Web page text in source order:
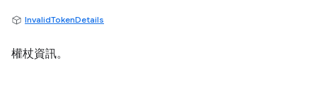
InvalidTokenDetails
權杖資訊。